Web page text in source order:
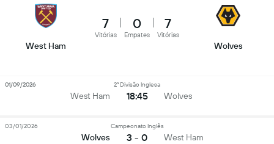
West Ham
7
Vitórias
0
Empates
7
Vitórias
Wolves
West Ham
2ª Divisão Inglesa
18:45 Wolves
01/09/2026
Wolves
Campeonato Inglês
3 - 0 West Ham
03/01/2026